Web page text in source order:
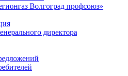
Волгоград профсоюз»
директора